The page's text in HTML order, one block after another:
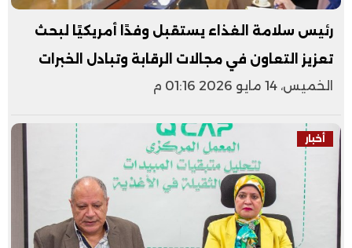
رئيس سلامة الغذاء يستقبل وفدًا أمريكيًا لبحث
تعزيز التعاون في مجالات الرقابة وتبادل الخبرات
الخميس، 14 مايو 2026 01:16 م
أخبار